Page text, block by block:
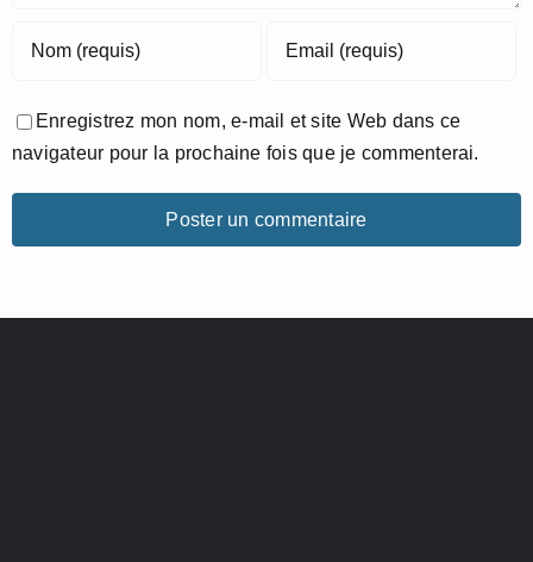
Enregistrez mon nom, e-mail et site Web dans ce
navigateur pour la prochaine fois que je commenterai.